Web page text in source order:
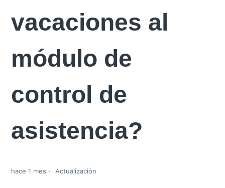
vacaciones al
módulo de
control de
asistencia?
hace 1 mes Actualización